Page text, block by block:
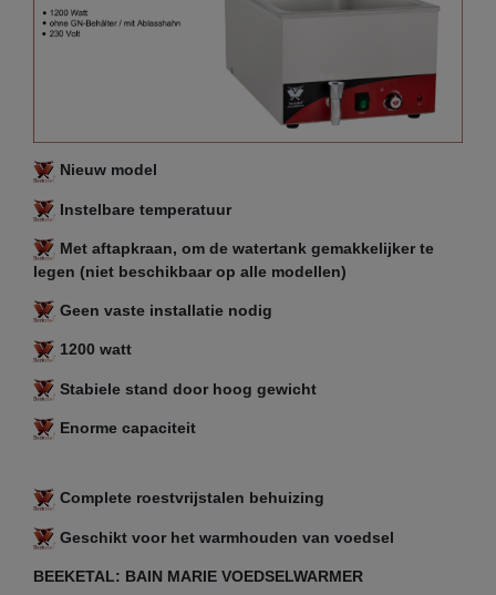
Nieuw model
Instelbare temperatuur
Met aftapkraan, om de watertank gemakkelijker te
legen (niet beschikbaar op alle modellen)
Geen vaste installatie nodig
1200 watt
Stabiele stand door hoog gewicht
Enorme capaciteit
Complete roestvrijstalen behuizing
Geschikt voor het warmhouden van voedsel
BEEKETAL: BAIN MARIE VOEDSELWARMER